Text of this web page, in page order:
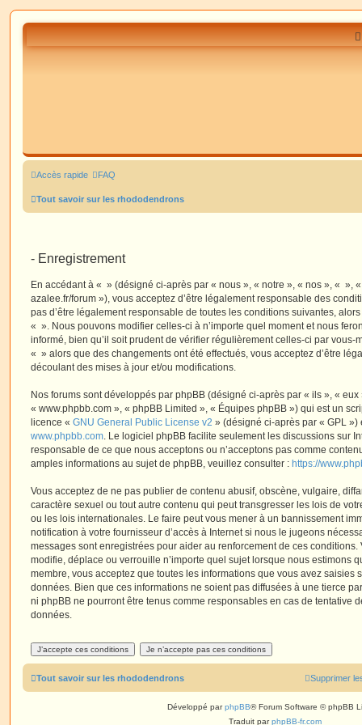
Accès rapide FAQ
Tout savoir sur les rhododendrons
- Enregistrement
En accédant à « » (désigné ci-après par « nous », « notre », « nos », « »,
azalee.fr/forum »), vous acceptez d’être légalement responsable des
pas d’être légalement responsable de toutes les conditions suivantes,
« ». Nous pouvons modifier celles-ci à n’importe quel moment et nous
informé, bien qu’il soit prudent de vérifier régulièrement celles-ci par vous-
« » alors que des changements ont été effectués, vous acceptez d’être
découlant des mises à jour et/ou modifications.
Nos forums sont développés par phpBB (désigné ci-après par « ils », «
« www.phpbb.com », « phpBB Limited », « Équipes phpBB ») qui est un
licence « GNU General Public License v2 » (désigné ci-après par « GPL
www.phpbb.com . Le logiciel phpBB facilite seulement les discussions sur
responsable de ce que nous acceptons ou n’acceptons pas comme
amples informations au sujet de phpBB, veuillez consulter : https://
Vous acceptez de ne pas publier de contenu abusif, obscène, vulgaire,
caractère sexuel ou tout autre contenu qui peut transgresser les lois de
ou les lois internationales. Le faire peut vous mener à un bannissement
notification à votre fournisseur d’accès à Internet si nous le jugeons
messages sont enregistrées pour aider au renforcement de ces
modifie, déplace ou verrouille n’importe quel sujet lorsque nous estimons
membre, vous acceptez que toutes les informations que vous avez saisies
données. Bien que ces informations ne soient pas diffusées à une tierce
ni phpBB ne pourront être tenus comme responsables en cas de tentative
données.
Tout savoir sur les rhododendrons Supprimer
Développé parphpBB® Forum Software © phpBB
Traduit parphpBB-fr.com